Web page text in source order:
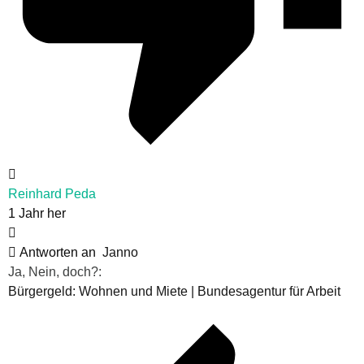
Reinhard Peda
1 Jahr her
Antworten an Janno
Ja, Nein, doch?:
Bürgergeld: Wohnen und Miete | Bundesagentur für Arbeit